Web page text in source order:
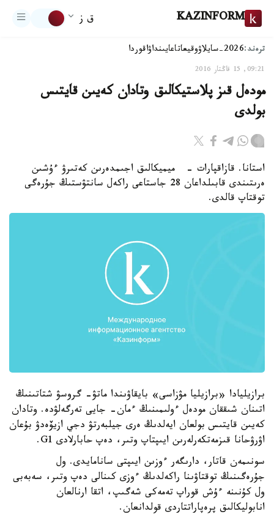
KAZINFORM ق ز
ترەند:2026-سايلاۋ وقيعاتاعايىنداۋاقوردا
09:21, 15 قاڭتار 2016
مودەل قىز پلاستيكالىق وتادان كەيىن قايتىس
بولدى
استانا. قازاقپارات - ميميكالىق اجىمدەرىن كەتىرۋ ءۇشىن
ەرىتىندى قابىلداعان 28 جاستاعى راكەل سانتۋستىڭ جۇرەگى
توقتاپ قالدى.
برازيليادا «برازيليا مۋزاسى» بايقاۋىندا ماتۋ- گروسۋ شتاتىنىڭ
اتىنان شىققان مودەل ءولىمىنىڭ ءمان- جايى تەرگەلۋدە. وتادان
كەيىن قايتىس بولعان ايەلدىڭ ەرى جيلبەرتۋ دجي ازيۆەدۋ بۇعان
اۋرۋحانا قىزمەتكەرلەرىن ايىپتاپ وتىر، دەپ حابارلادى G1.
سونىمەن قاتار، دارىگەر ءوزىن ايىپتى سانامايدى. ول
جۇرەگىنىڭ توقتاۋىنا راكەلدىڭ ءوزى كىنالى دەپ وتىر، سەبەبى
ول كۇنىنە ءۇش قوراپ تەمەكى شەگىپ، اتقا ارنالعان
انابوليكالىق پرەپاراتتاردى قولدانعان.